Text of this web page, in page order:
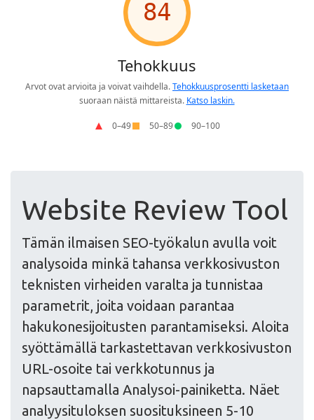
Website Review Tool
Tämän ilmaisen SEO-työkalun avulla voit
analysoida minkä tahansa verkkosivuston
teknisten virheiden varalta ja tunnistaa
parametrit, joita voidaan parantaa
hakukonesijoitusten parantamiseksi. Aloita
syöttämällä tarkastettavan verkkosivuston
URL-osoite tai verkkotunnus ja
napsauttamalla Analysoi-painiketta. Näet
analyysituloksen suosituksineen 5-10